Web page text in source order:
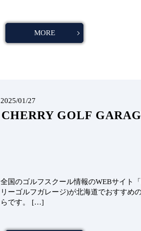
MORE
2025/01/27
​​CHERRY GOLF
全国のゴルフスクール情報のWEBサイト
リーゴルフガレージ)が北海道でおすすめ
らです。 […]